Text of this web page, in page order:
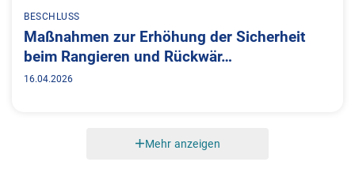
BESCHLUSS
Maßnahmen zur Erhöhung der Sicherheit
beim Rangieren und Rückwär…
16.04.2026
Mehr anzeigen